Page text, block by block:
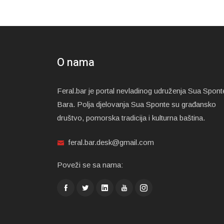
O nama
Feral.bar je portal nevladinog udruženja Sua
Bara. Polja djelovanja Sua Sponte su građansko
društvo, pomorska tradicija i kulturna baština.
feral.bar.desk@gmail.com
Poveži se sa nama: